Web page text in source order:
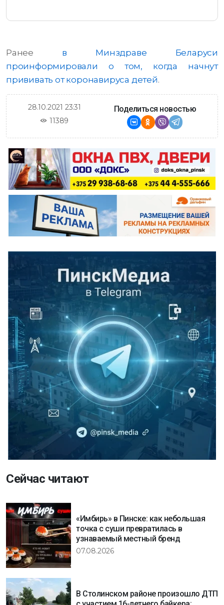
Ранее в Минздраве Беларуси
проинформировали о том, когда начнут
прививать от коронавируса детей.
28.10.2021 23:31
11389
Поделиться новостью
Сейчас читают
«Имбирь» в Пинске: как небольшая
точка с суши превратилась в
узнаваемый местный бренд
07.08.2026
В Столинском районе произошло ДТП